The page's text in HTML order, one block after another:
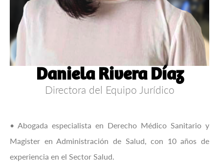
Daniela Rivera Díaz
Directora del Equipo Jurídico
• Abogada especialista en Derecho Médico Sanitario y
Magister en Administración de Salud, con 10 años de
experiencia en el Sector Salud.